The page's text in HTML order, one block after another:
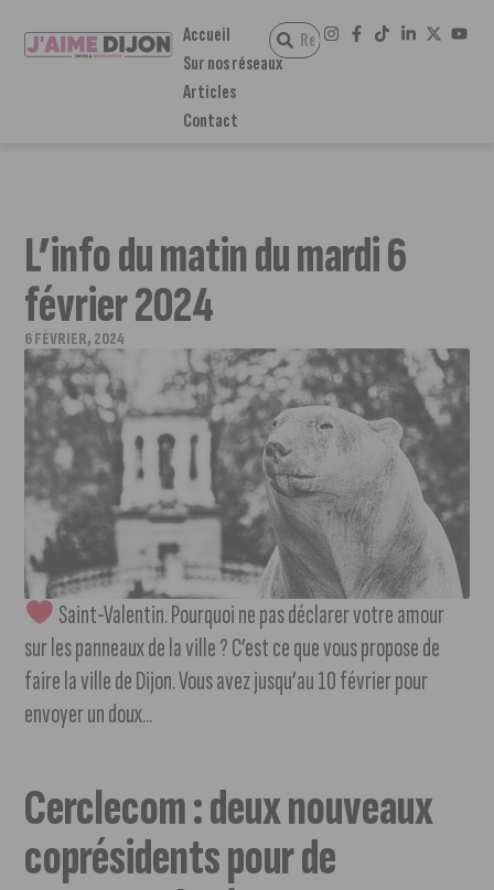
Accueil
Sur nos réseaux
Articles
Contact
L’info du matin du mardi 6
février 2024
6 FÉVRIER, 2024
Saint-Valentin. Pourquoi ne pas déclarer votre amour
sur les panneaux de la ville ? C’est ce que vous propose de
faire la ville de Dijon. Vous avez jusqu’au 10 février pour
envoyer un doux...
Cerclecom : deux nouveaux
coprésidents pour de